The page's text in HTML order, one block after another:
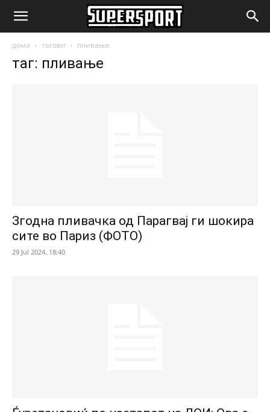
SuperSport.mk
дома тагови пливање
таг: пливање
Згодна пливачка од Парагвај ги шокира
сите во Париз (ФОТО)
29 Jul 2024. 18:40